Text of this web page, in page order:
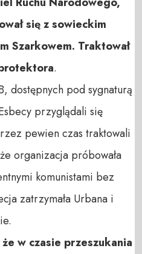
się z sowieckim
Szarkowem. Traktował
.
dostępnych pod sygnaturą
przyglądali się
pewien czas traktowali
organizacja próbowała
komunistami bez
zatrzymała Urbana i
w czasie przeszukania